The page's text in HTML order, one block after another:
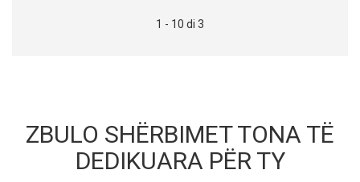
1 - 10 di 3
ZBULO SHËRBIMET TONA TË
DEDIKUARA PËR TY